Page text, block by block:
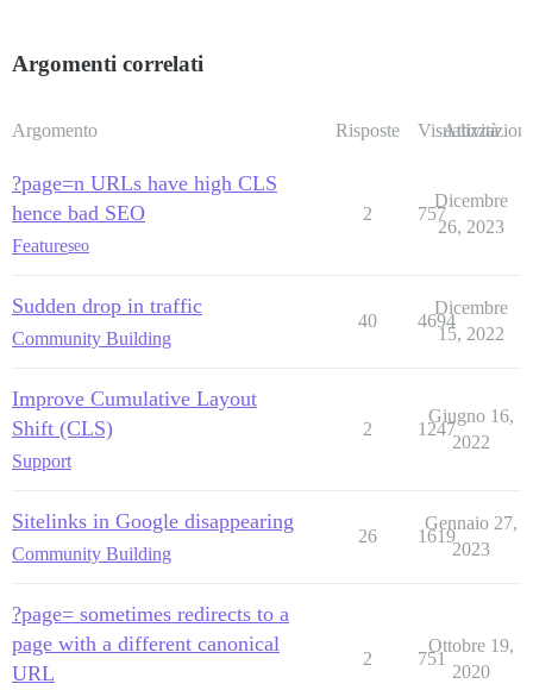
Argomenti correlati
Argomento Risposte Visualizzazioni
Attività
?page=n URLs have high CLS
hence bad SEO
Featureseo
2 757
Dicembre
26, 2023
Sudden drop in traffic
Community Building
40 4694
Dicembre
15, 2022
Improve Cumulative Layout
Shift (CLS)
Support
2 1247
Giugno 16,
2022
Sitelinks in Google disappearing
Community Building
26 1619
Gennaio 27,
2023
?page= sometimes redirects to a
page with a different canonical
URL
2 751
Ottobre 19,
2020